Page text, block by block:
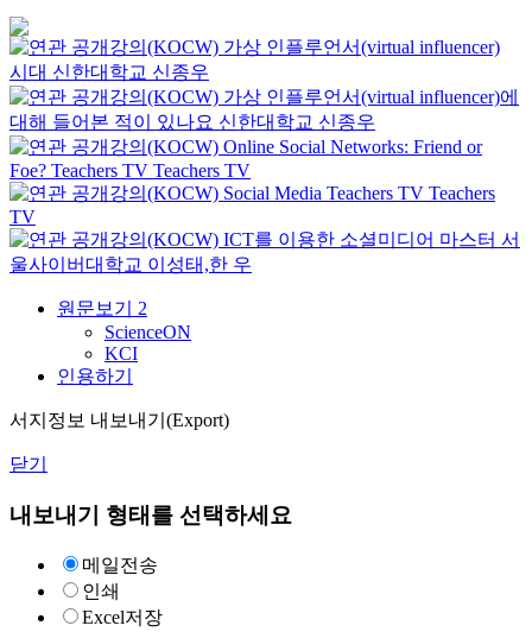
가상 인플루언서(virtual influencer)
시대 신한대학교 신종우
가상 인플루언서(virtual influencer)에
대해 들어본 적이 있나요 신한대학교 신종우
Online Social Networks: Friend or
Foe? Teachers TV Teachers TV
Social Media Teachers TV Teachers
TV
ICT를 이용한 소셜미디어 마스터 서
울사이버대학교 이성태,한 우
원문보기 2
ScienceON
KCI
인용하기
서지정보 내보내기(Export)
닫기
내보내기 형태를 선택하세요
메일전송
인쇄
Excel저장